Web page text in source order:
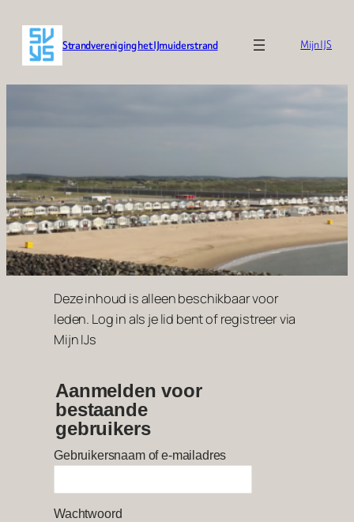
naar
Strandvereniging het IJmuiderstrand Mijn IJS
Deze inhoud is alleen beschikbaar voor
leden. Log in als je lid bent of registreer via
Mijn IJs
Aanmelden voor
bestaande
gebruikers
Gebruikersnaam of e-mailadres
Wachtwoord